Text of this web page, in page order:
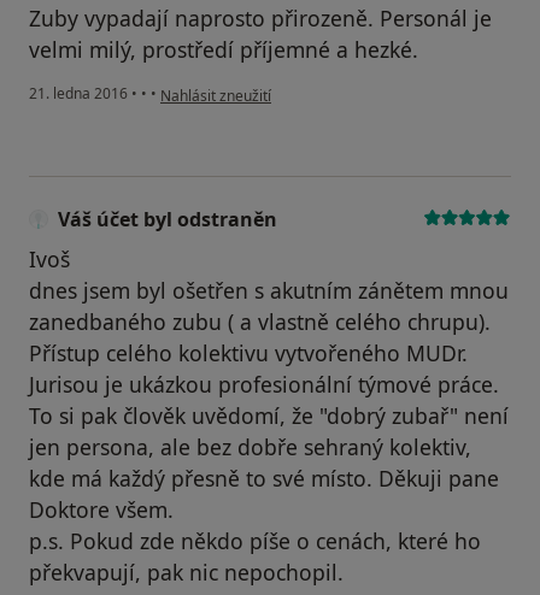
Zuby vypadají naprosto přirozeně. Personál je
velmi milý, prostředí příjemné a hezké.
21. ledna 2016 • • • podle názoru uživatele Váš účet byl odstraněn
Nahlásit zneužití
Váš účet byl odstraněn
Ivoš
dnes jsem byl ošetřen s akutním zánětem mnou
zanedbaného zubu ( a vlastně celého chrupu).
Přístup celého kolektivu vytvořeného MUDr.
Jurisou je ukázkou profesionální týmové práce.
To si pak člověk uvědomí, že "dobrý zubař" není
jen persona, ale bez dobře sehraný kolektiv,
kde má každý přesně to své místo. Děkuji pane
Doktore všem.
p.s. Pokud zde někdo píše o cenách, které ho
překvapují, pak nic nepochopil.